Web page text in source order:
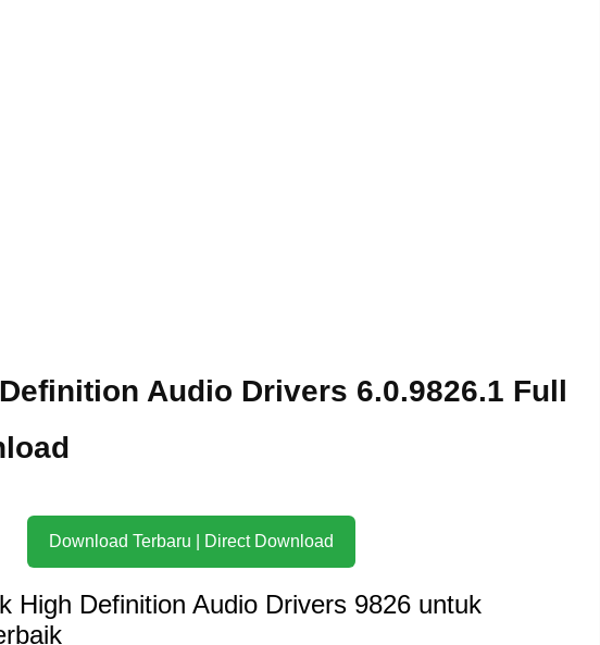
Audio Drivers 6.0.9826.1 Full
Download Terbaru | Direct Download
High Definition Audio Drivers 9826 untuk